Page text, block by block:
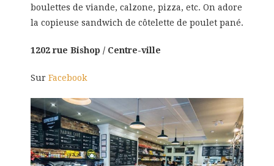
boulettes de viande, calzone, pizza, etc. On adore
la copieuse sandwich de côtelette de poulet pané.
1202 rue Bishop / Centre-ville
Sur Facebook